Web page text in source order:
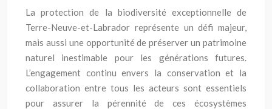
La protection de la biodiversité exceptionnelle de
Terre-Neuve-et-Labrador représente un défi majeur,
mais aussi une opportunité de préserver un patrimoine
naturel inestimable pour les générations futures.
L’engagement continu envers la conservation et la
collaboration entre tous les acteurs sont essentiels
pour assurer la pérennité de ces écosystèmes